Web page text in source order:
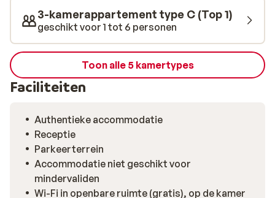
3-kamerappartement type C (Top 1)
geschikt voor 1 tot 6 personen
Toon alle 5 kamertypes
Faciliteiten
Authentieke accommodatie
Receptie
Parkeerterrein
Accommodatie niet geschikt voor
mindervaliden
Wi-Fi in openbare ruimte (gratis), op de kamer